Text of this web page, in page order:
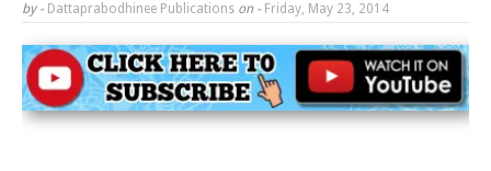
by - Dattaprabodhinee Publications on - Friday, May 23, 2014